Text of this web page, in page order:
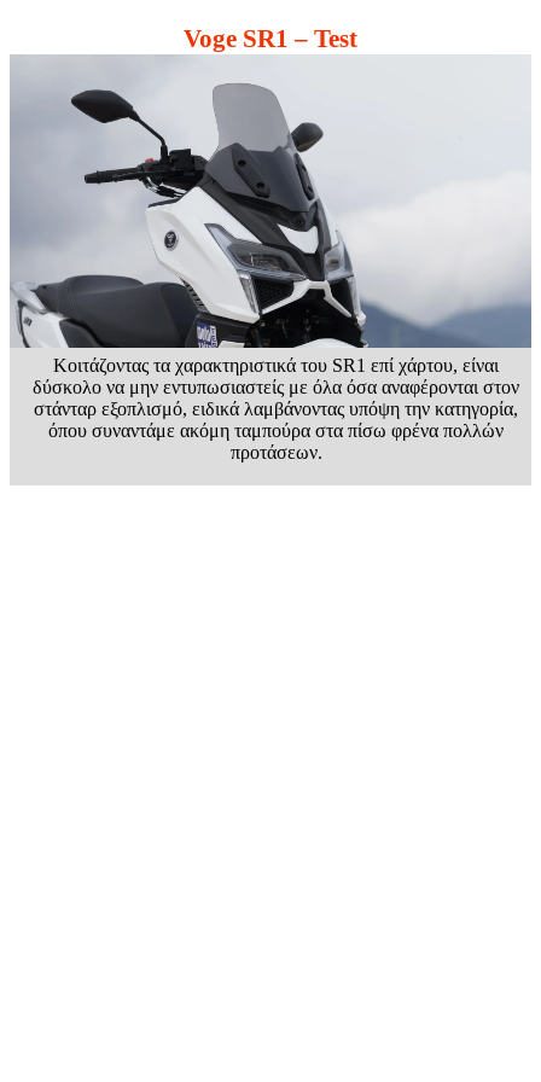
Voge SR1 – Test
Κοιτάζοντας τα χαρακτηριστικά του SR1 επί χάρτου, είναι
δύσκολο να μην εντυπωσιαστείς με όλα όσα αναφέρονται στον
στάνταρ εξοπλισμό, ειδικά λαμβάνοντας υπόψη την κατηγορία,
όπου συναντάμε ακόμη ταμπούρα στα πίσω φρένα πολλών
προτάσεων.